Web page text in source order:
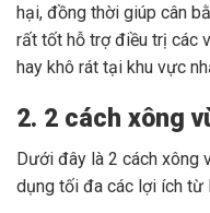
hại, đồng thời giúp cân
rất tốt hỗ trợ điều trị các
hay khô rát tại khu vực
2. 2 cách xông
Dưới đây là 2 cách xông
dụng tối đa các lợi ích từ